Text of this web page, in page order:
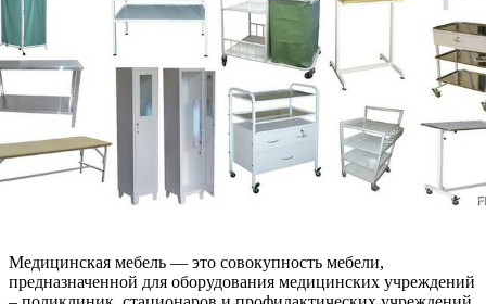
Медицинская мебель — это совокупность мебели,
предназначенной для оборудования медицинских учреждений